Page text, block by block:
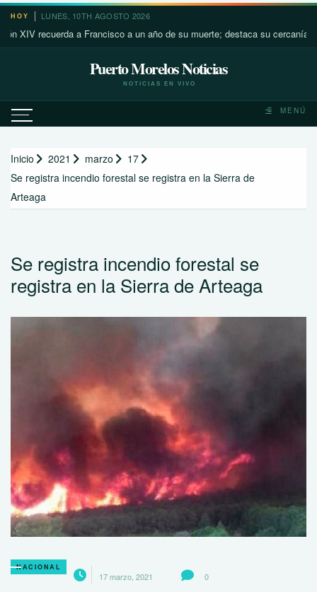
Saltar
contenido
HOY LUNES, 10TH AGOSTO 2026
recuerda a Francisco a un año de su muerte; destaca su cercanía con los
Puerto Morelos Noticias
NOTICIAS EN VIVO
MENÚ
Inicio 2021 marzo
17
Se registra incendio forestal se registra en la Sierra de
Arteaga
Se registra incendio forestal se
registra en la Sierra de Arteaga
NACIONAL
17 marzo, 2021 0